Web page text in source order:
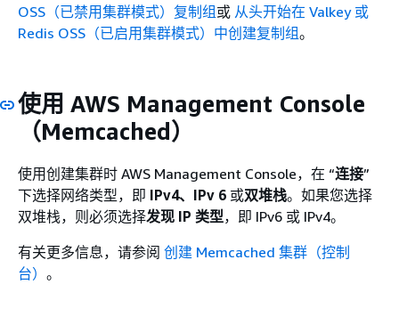
OSS（已禁用集群模式）复制组 或 从头开始在 Valkey 或
Redis OSS（已启用集群模式）中创建复制组。
使用 AWS Management Console
（Memcached）
使用创建集群时 AWS Management Console，在 “连接”
下选择网络类型，即 IPv4、IPv 6 或双堆栈。如果您选择
双堆栈，则必须选择发现 IP 类型，即 IPv6 或 IPv4。
有关更多信息，请参阅 创建 Memcached 集群（控制
台） 。